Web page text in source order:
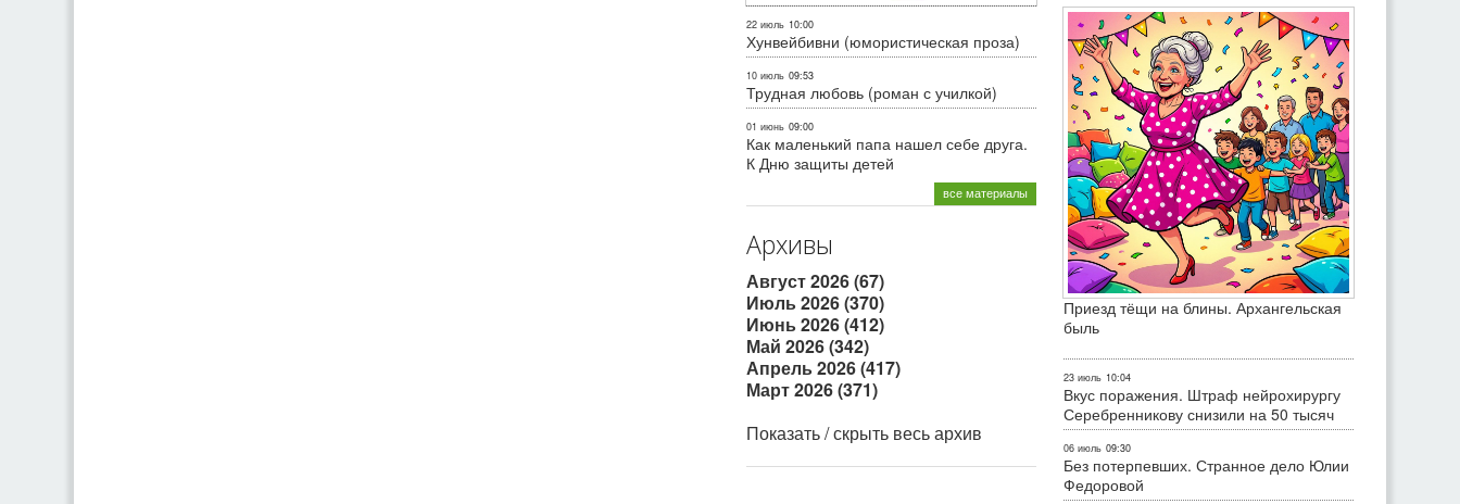
22 июль 10:00
Хунвейбивни (юмористическая проза)
10 июль 09:53
Трудная любовь (роман с училкой)
01 июнь 09:00
Как маленький папа нашел себе друга.
К Дню защиты детей
все материалы
Архивы
Август 2026 (67)
Июль 2026 (370)
Июнь 2026 (412)
Май 2026 (342)
Апрель 2026 (417)
Март 2026 (371)
Показать / скрыть весь архив
Приезд тёщи на блины. Архангельская
быль
23 июль 10:04
Вкус поражения. Штраф нейрохирургу
Серебренникову снизили на 50 тысяч
06 июль 09:30
Без потерпевших. Странное дело Юлии
Федоровой